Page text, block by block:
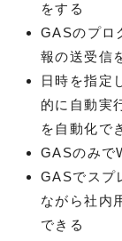
をする
GASのプロ
報の送受信
日時を指定
的に自動実
を自動化で
GASのみで
GASでスプ
ながら社内
できる